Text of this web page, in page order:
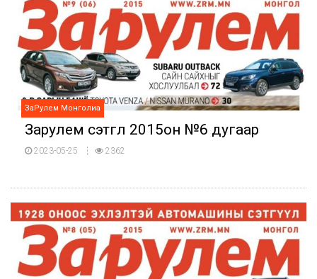
ЗаРулем Монголиа
Зарулем сэтгүүл 2015он №6 дугаар
2023-05-25 2362